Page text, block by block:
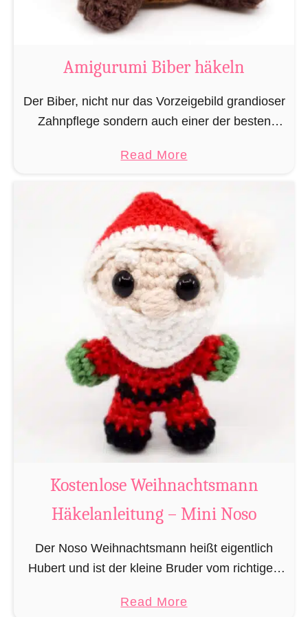
h
ä
k
l
Amigurumi Biber häkeln
Der Biber, nicht nur das Vorzeigebild grandioser
Zahnpflege sondern auch einer der besten
können braucht man Baumaterial und auch in
Read Morea
u
t
A
m
i
g
u
r
u
m
i
B
i
e
r
ä
k
Kostenlose Weihnachtsmann
Häkelanleitung – Mini Noso
Der Noso Weihnachtsmann heißt eigentlich
Hubert und ist der kleine Bruder vom richtigen
durch seine Größe, für das knacken der
Read Morea